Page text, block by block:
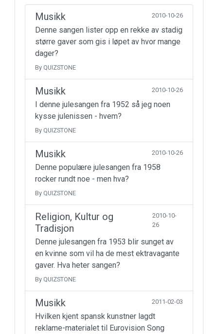
Musikk 2010-10-26
Denne sangen lister opp en rekke av stadig
større gaver som gis i løpet av hvor mange
dager?
By QUIZSTONE
Musikk 2010-10-26
I denne julesangen fra 1952 så jeg noen
kysse julenissen - hvem?
By QUIZSTONE
Musikk 2010-10-26
Denne populære julesangen fra 1958
rocker rundt noe - men hva?
By QUIZSTONE
Religion, Kultur og
Tradisjon
2010-10-
26
Denne julesangen fra 1953 blir sunget av
en kvinne som vil ha de mest ektravagante
gaver. Hva heter sangen?
By QUIZSTONE
Musikk 2011-02-03
Hvilken kjent spansk kunstner lagdt
reklame-materialet til Eurovision Song